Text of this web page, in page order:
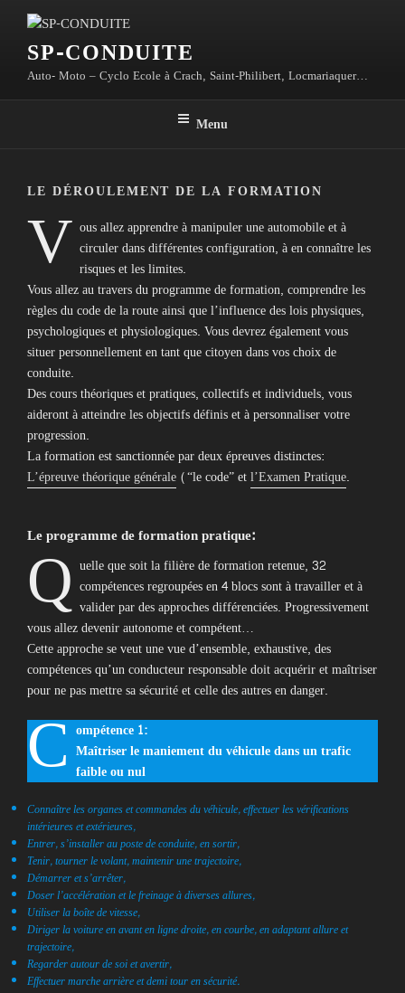
contenu
principal
SP-CONDUITE
Auto- Moto – Cyclo Ecole à Crach, Saint-Philibert, Locmariaquer…
Menu
LE DÉROULEMENT DE LA FORMATION
V ous allez apprendre à manipuler une automobile et à
circuler dans différentes configuration, à en connaître les
risques et les limites.
Vous allez au travers du programme de formation, comprendre les
règles du code de la route ainsi que l’influence des lois physiques,
psychologiques et physiologiques. Vous devrez également vous
situer personnellement en tant que citoyen dans vos choix de
conduite.
Des cours théoriques et pratiques, collectifs et individuels, vous
aideront à atteindre les objectifs définis et à personnaliser votre
progression.
La formation est sanctionnée par deux épreuves distinctes:
L’épreuve théorique générale (“le code” etl’Examen Pratique.
Le programme de formation pratique:
Q uelle que soit la filière de formation retenue, 32
compétences regroupées en 4 blocs sont à travailler et à
valider par des approches différenciées. Progressivement
vous allez devenir autonome et compétent…
Cette approche se veut une vue d’ensemble, exhaustive, des
compétences qu’un conducteur responsable doit acquérir et maîtriser
pour ne pas mettre sa sécurité et celle des autres en danger.
C ompétence 1:
Maîtriser le maniement du véhicule dans un trafic
faible ou nul
Connaître les organes et commandes du véhicule, effectuer les vérifications
intérieures et extérieures,
Entrer, s’installer au poste de conduite, en sortir,
Tenir, tourner le volant, maintenir une trajectoire,
Démarrer et s’arrêter,
Doser l’accélération et le freinage à diverses allures,
Utiliser la boîte de vitesse,
Diriger la voiture en avant en ligne droite, en courbe, en adaptant allure et
trajectoire,
Regarder autour de soi et avertir,
Effectuer marche arrière et demi tour en sécurité.